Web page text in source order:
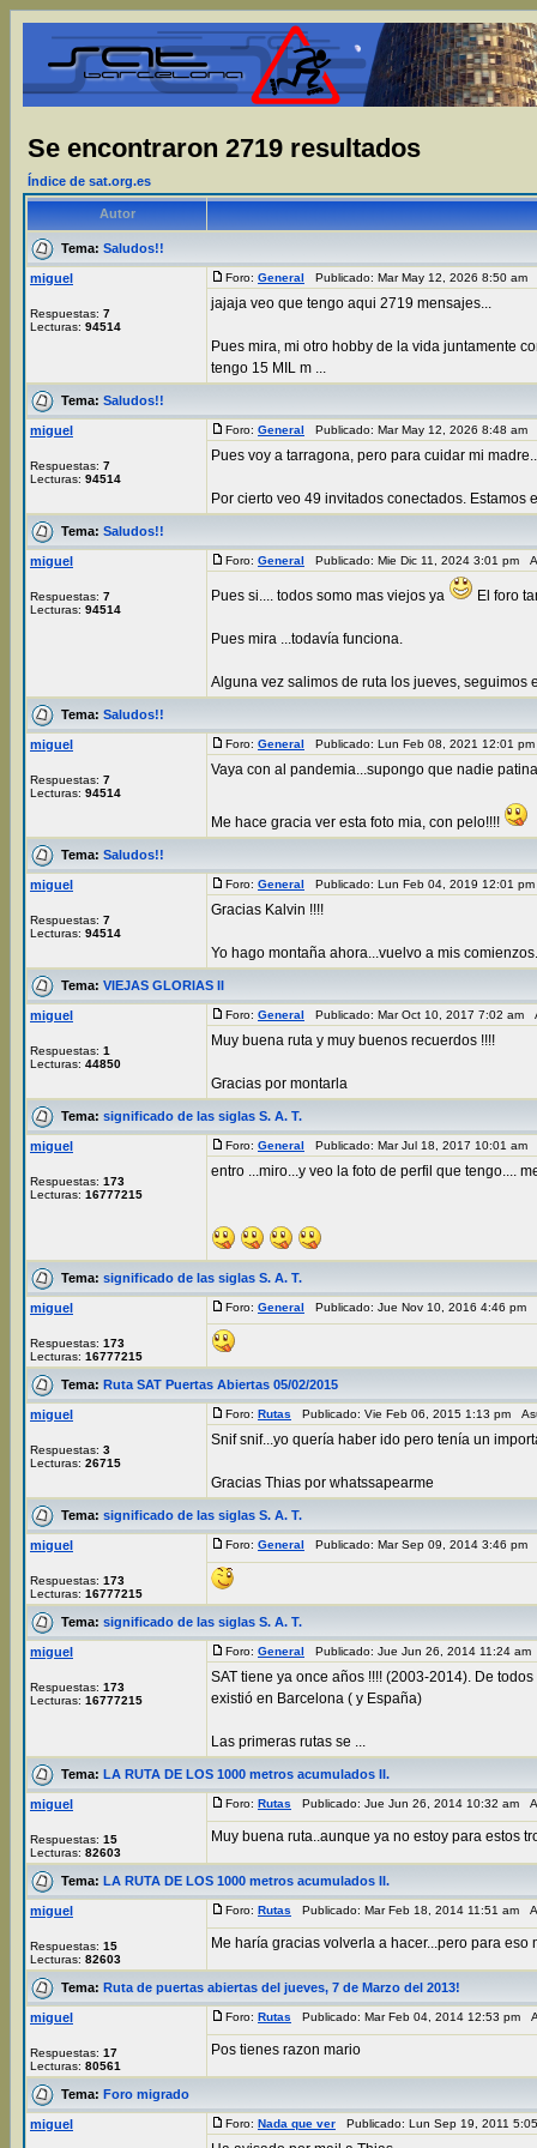
Se encontraron 2719 resultados
Índice de sat.org.es
Autor
Tema: Saludos!!
miguel
Respuestas: 7
Lecturas: 94514
Foro: General Publicado: Mar May 12, 2026 8:50
jajaja veo que tengo aqui 2719 mensajes...
Pues mira, mi otro hobby de la vida juntamente
tengo 15 MIL m ...
Tema: Saludos!!
miguel
Respuestas: 7
Lecturas: 94514
Foro: General Publicado: Mar May 12, 2026 8:48
Pues voy a tarragona, pero para cuidar mi
Por cierto veo 49 invitados conectados. Estamos
Tema: Saludos!!
miguel
Respuestas: 7
Lecturas: 94514
Foro: General Publicado: Mie Dic 11, 2024 3:01 pm
Pues si.... todos somo mas viejos ya El foro
Pues mira ...todavía funciona.
Alguna vez salimos de ruta los jueves, seguimos
Tema: Saludos!!
miguel
Respuestas: 7
Lecturas: 94514
Foro: General Publicado: Lun Feb 08, 2021 12:01
Vaya con al pandemia...supongo que nadie
Me hace gracia ver esta foto mia, con pelo!!!!
Tema: Saludos!!
miguel
Respuestas: 7
Lecturas: 94514
Foro: General Publicado: Lun Feb 04, 2019 12:01
Gracias Kalvin !!!!
Yo hago montaña ahora...vuelvo a mis
Tema: VIEJAS GLORIAS II
miguel
Respuestas: 1
Lecturas: 44850
Foro: General Publicado: Mar Oct 10, 2017 7:02 am
Muy buena ruta y muy buenos recuerdos !!!!
Gracias por montarla
Tema: significado de las siglas S. A. T.
miguel
Respuestas: 173
Lecturas: 16777215
Foro: General Publicado: Mar Jul 18, 2017 10:01
entro ...miro...y veo la foto de perfil que tengo....
Tema: significado de las siglas S. A. T.
miguel
Respuestas: 173
Lecturas: 16777215
Foro: General Publicado: Jue Nov 10, 2016 4:46
Tema: Ruta SAT Puertas Abiertas 05/02/2015
miguel
Respuestas: 3
Lecturas: 26715
Foro: Rutas Publicado: Vie Feb 06, 2015 1:13 pm
Snif snif...yo quería haber ido pero tenía un
Gracias Thias por whatssapearme
Tema: significado de las siglas S. A. T.
miguel
Respuestas: 173
Lecturas: 16777215
Foro: General Publicado: Mar Sep 09, 2014 3:46
Tema: significado de las siglas S. A. T.
miguel
Respuestas: 173
Lecturas: 16777215
Foro: General Publicado: Jue Jun 26, 2014 11:24
SAT tiene ya once años !!!! (2003-2014). De
existió en Barcelona ( y España)
Las primeras rutas se ...
Tema: LA RUTA DE LOS 1000 metros acumulados II.
miguel
Respuestas: 15
Lecturas: 82603
Foro: Rutas Publicado: Jue Jun 26, 2014 10:32 am
Muy buena ruta..aunque ya no estoy para estos
Tema: LA RUTA DE LOS 1000 metros acumulados II.
miguel
Respuestas: 15
Lecturas: 82603
Foro: Rutas Publicado: Mar Feb 18, 2014 11:51 am
Me haría gracias volverla a hacer...pero para
Tema: Ruta de puertas abiertas del jueves, 7 de Marzo del 2013!
miguel
Respuestas: 17
Lecturas: 80561
Foro: Rutas Publicado: Mar Feb 04, 2014 12:53 pm
Pos tienes razon mario
Tema: Foro migrado
miguel Foro: Nada que ver Publicado: Lun Sep 19, 2011